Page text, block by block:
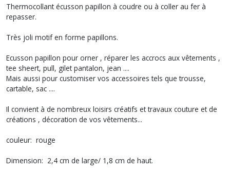
Thermocollant écusson papillon à coudre ou à coller au fer à
repasser.
Très joli motif en forme papillons.
Ecusson papillon pour orner , réparer les accrocs aux vêtements ,
tee sheert, pull, gilet pantalon, jean ....
Mais aussi pour customiser vos accessoires tels que trousse,
cartable, sac ....
Il convient à de nombreux loisirs créatifs et travaux couture et de
créations , décoration de vos vêtements...
couleur: rouge
Dimension: 2,4 cm de large/ 1,8 cm de haut.